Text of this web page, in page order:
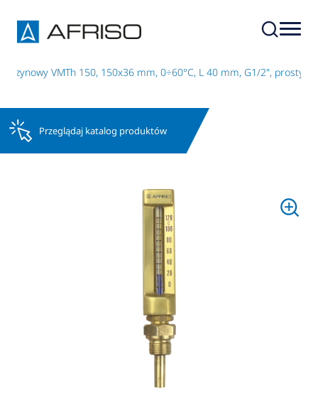
VMTh 150, 150x36 mm, 0÷60°C, L 40 mm, G1/2", prosty
Przeglądaj katalog produktów